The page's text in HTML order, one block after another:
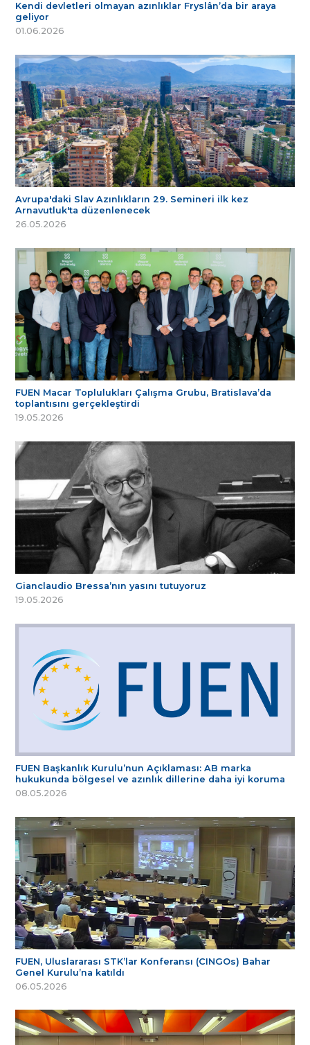
Kendi devletleri olmayan azınlıklar Fryslân’da bir araya
geliyor
01.06.2026
Avrupa'daki Slav Azınlıkların 29. Semineri ilk kez
Arnavutluk'ta düzenlenecek
26.05.2026
FUEN Macar Toplulukları Çalışma Grubu, Bratislava’da
toplantısını gerçekleştirdi
19.05.2026
Gianclaudio Bressa’nın yasını tutuyoruz
19.05.2026
FUEN Başkanlık Kurulu’nun Açıklaması: AB marka
hukukunda bölgesel ve azınlık dillerine daha iyi koruma
08.05.2026
FUEN, Uluslararası STK’lar Konferansı (CINGOs) Bahar
Genel Kurulu’na katıldı
06.05.2026